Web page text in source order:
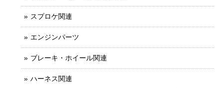
スプロケ関連
エンジンパーツ
ブレーキ・ホイール関連
ハーネス関連